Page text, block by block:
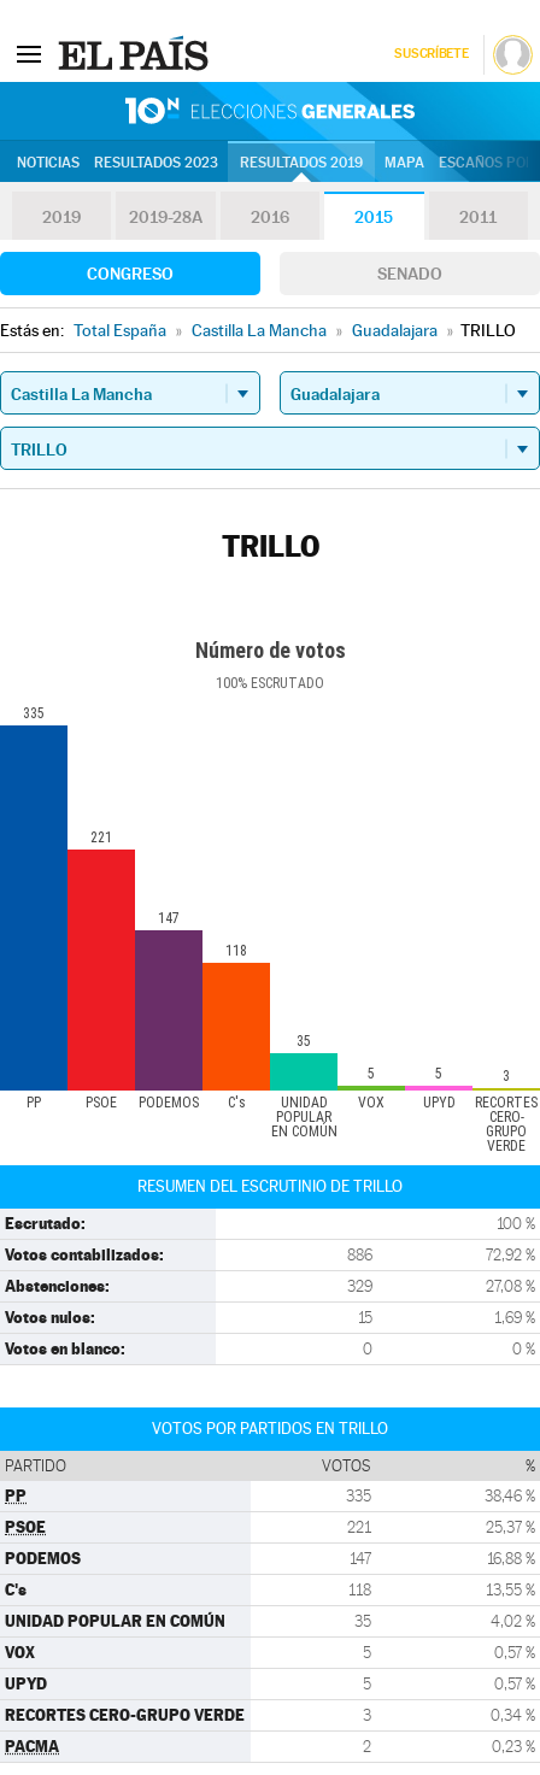
SUSCRÍBETE
NOTICIAS RESULTADOS 2023 RESULTADOS 2019 MAPA ESCAÑOS
2019 2019-28A 2016 2015 2011
CONGRESO SENADO
Estás en: Total España » Castilla La Mancha » Guadalajara » TRILLO
TRILLO
Número de votos
100% ESCRUTADO
PP PSOE PODEMOS C's
UNIDAD
POPULAR
EN COMÚN
VOX UPYD
RECORTES
CERO-
GRUPO
VERDE
335
221
147
118
35
5
5 3
RESUMEN DEL ESCRUTINIO DE TRILLO
Escrutado: 100 %
Votos contabilizados: 886 72,92 %
Abstenciones: 329 27,08 %
Votos nulos: 15 1,69 %
Votos en blanco: 0 0 %
VOTOS POR PARTIDOS EN TRILLO
PARTIDO VOTOS %
PP 335 38,46 %
PSOE 221 25,37 %
PODEMOS 147 16,88 %
C's 118 13,55 %
UNIDAD POPULAR EN COMÚN 35 4,02 %
VOX 5 0,57 %
UPYD 5 0,57 %
RECORTES CERO-GRUPO VERDE 3 0,34 %
PACMA 2 0,23 %